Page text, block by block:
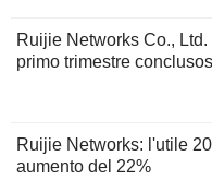
Ruijie Networks Co.,
primo trimestre
Ruijie Networks: l'utile
aumento del 22%